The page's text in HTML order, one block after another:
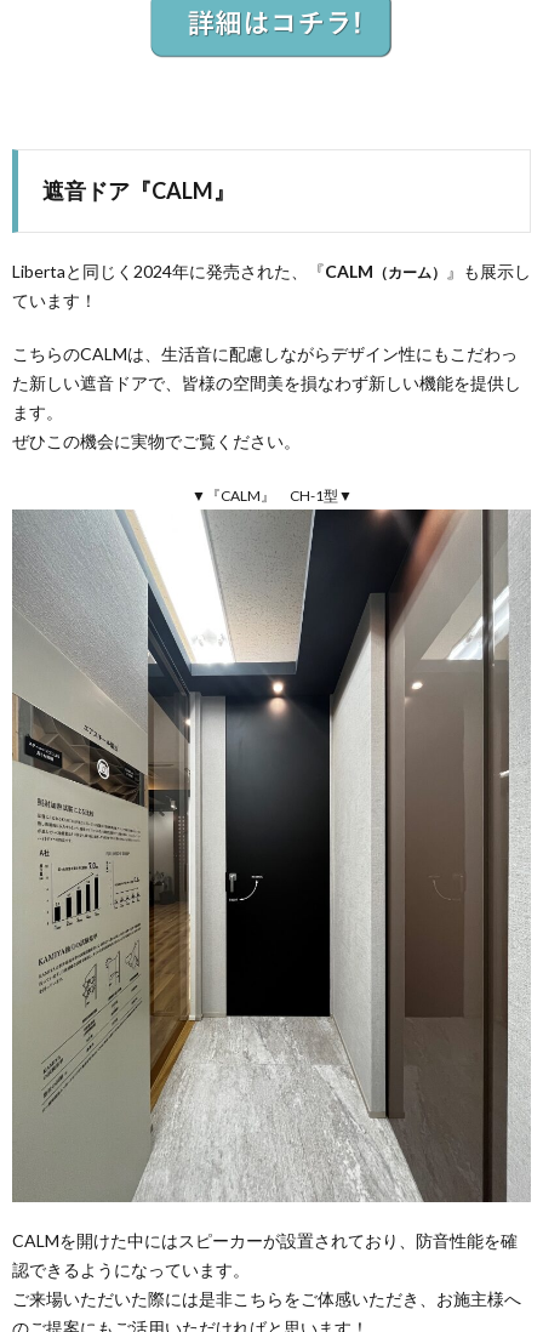
遮音ドア『CALM 』
Libertaと同じく2024年に発売された、『CALM （カーム）
』も展示し
ています！
こちらのCALMは、生活音に配慮しながらデザイン性にもこだわっ
た新しい遮音ドアで、皆様の空間美を損なわず新しい機能を提供し
ます。
ぜひこの機会に実物でご覧ください。
▼『CALM』 CH-1型▼
CALMを開けた中にはスピーカーが設置されており、防音性能を確
認できるようになっています。
ご来場いただいた際には是非こちらをご体感いただき、お施主様へ
のご提案にもご活用いただければと思います！